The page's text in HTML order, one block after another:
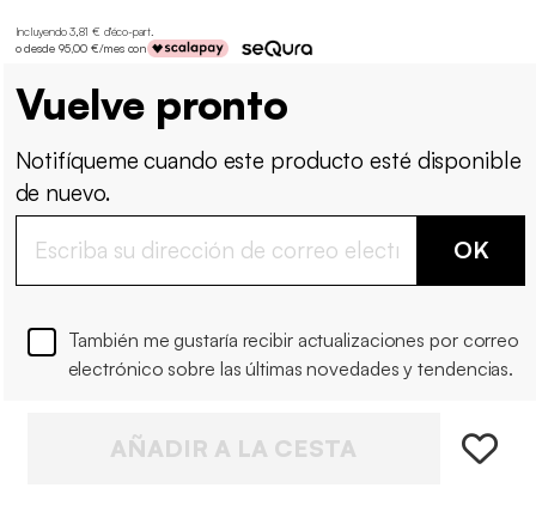
Incluyendo 3,81 € d'éco-part.
o desde 95,00 €/mes con
Vuelve pronto
Notifíqueme cuando este producto esté disponible
de nuevo.
OK
También me gustaría recibir actualizaciones por correo
electrónico sobre las últimas novedades y tendencias.
AÑADIR A LA CESTA